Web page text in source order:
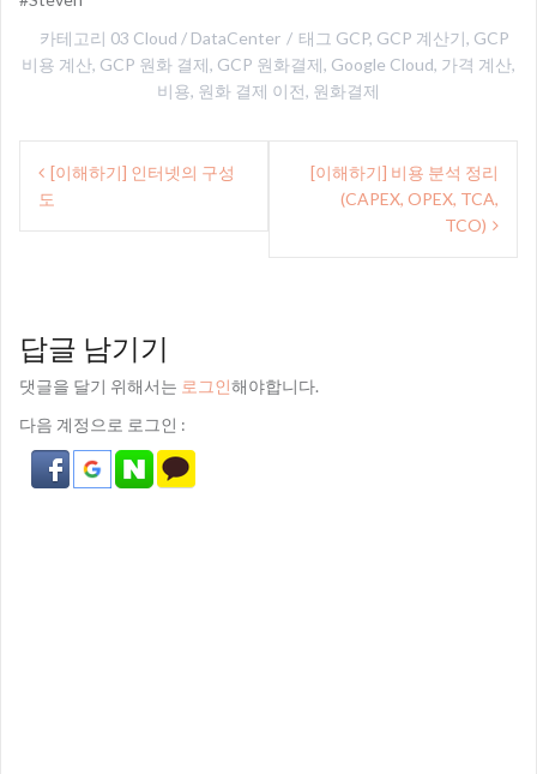
카테고리 03 Cloud / DataCenter 태그 GCP, GCP 계산기, GCP
비용 계산, GCP 원화 결제, GCP 원화결제, Google Cloud, 가격 계산,
비용, 원화 결제 이전, 원화결제
글
내
션
[이해하기] 인터넷의 구성
도
[이해하기] 비용 분석 정리
(CAPEX, OPEX, TCA,
TCO)
답글 남기기
댓글을 달기 위해서는 로그인해야합니다.
다음 계정으로 로그인 :